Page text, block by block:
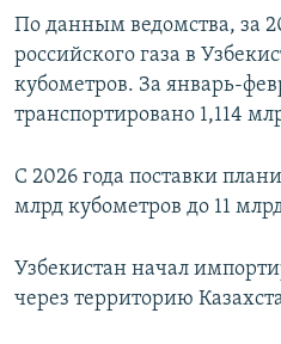
По данным ведомства, за
российского газа в
кубометров. За январь-
транспортировано 1,114
С 2026 года поставки
млрд кубометров до 11
Узбекистан начал
через территорию